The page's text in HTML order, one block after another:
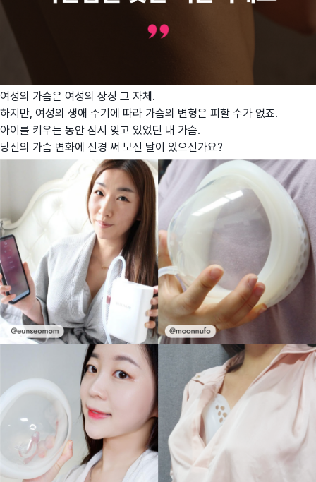
여성의 가슴은 여성의 상징 그 자체 .
하지만, 여성의 생애 주기에 따라 가슴의 변형은 피할 수가 없죠.
아이를 키우는 동안 잠시 잊고 있었던 내 가슴.
당신의 가슴 변화에 신경 써 보신 날이 있으신가요?